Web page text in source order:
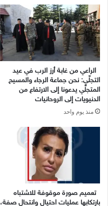
الراعي من غابة أرز الرب في عيد
التجلّي: نحن جماعة الرجاء والمسيح
المتجلّي يدعونا إلى الارتفاع من
الدنيويات إلى الروحانيات
منذ يوم واحد
تعميم صورة موقوفة للاشتباه
بارتكابها عمليات احتيال وانتحال صفة،